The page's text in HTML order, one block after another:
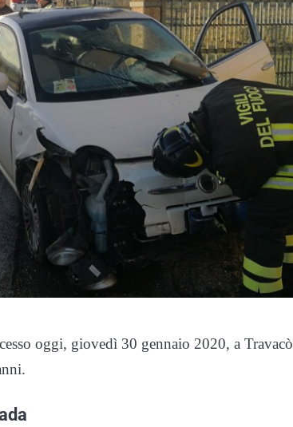
oggi, giovedì 30 gennaio 2020, a Travacò